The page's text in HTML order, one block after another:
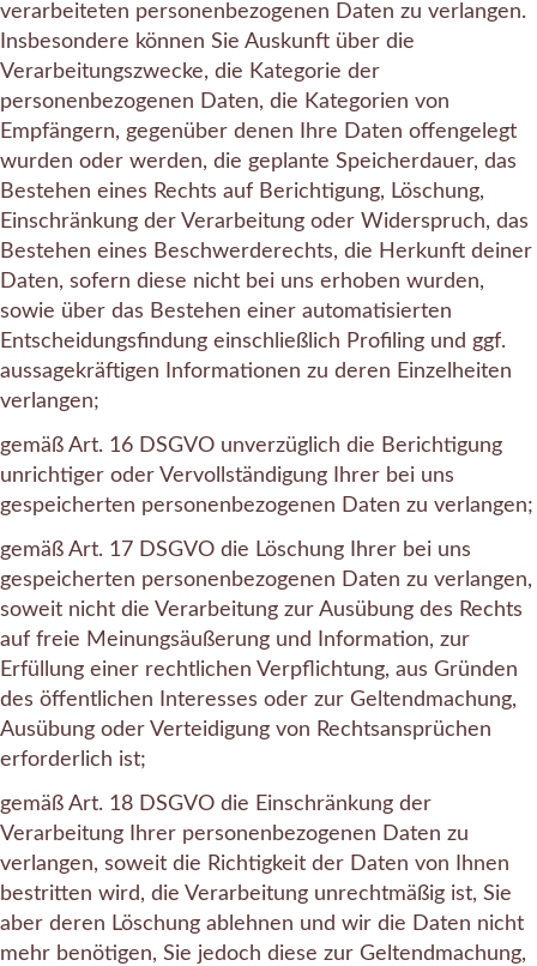
verarbeiteten personenbezogenen Daten zu verlangen.
Insbesondere können Sie Auskunft über die
Verarbeitungszwecke, die Kategorie der
personenbezogenen Daten, die Kategorien von
Empfängern, gegenüber denen Ihre Daten offengelegt
wurden oder werden, die geplante Speicherdauer, das
Bestehen eines Rechts auf Berichtigung, Löschung,
Einschränkung der Verarbeitung oder Widerspruch, das
Bestehen eines Beschwerderechts, die Herkunft deiner
Daten, sofern diese nicht bei uns erhoben wurden,
sowie über das Bestehen einer automatisierten
Entscheidungsfindung einschließlich Profiling und ggf.
aussagekräftigen Informationen zu deren Einzelheiten
verlangen;
gemäß Art. 16 DSGVO unverzüglich die Berichtigung
unrichtiger oder Vervollständigung Ihrer bei uns
gespeicherten personenbezogenen Daten zu verlangen;
gemäß Art. 17 DSGVO die Löschung Ihrer bei uns
gespeicherten personenbezogenen Daten zu verlangen,
soweit nicht die Verarbeitung zur Ausübung des Rechts
auf freie Meinungsäußerung und Information, zur
Erfüllung einer rechtlichen Verpflichtung, aus Gründen
des öffentlichen Interesses oder zur Geltendmachung,
Ausübung oder Verteidigung von Rechtsansprüchen
erforderlich ist;
gemäß Art. 18 DSGVO die Einschränkung der
Verarbeitung Ihrer personenbezogenen Daten zu
verlangen, soweit die Richtigkeit der Daten von Ihnen
bestritten wird, die Verarbeitung unrechtmäßig ist, Sie
aber deren Löschung ablehnen und wir die Daten nicht
mehr benötigen, Sie jedoch diese zur Geltendmachung,